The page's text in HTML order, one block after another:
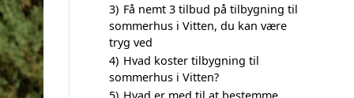
3) Få nemt 3 tilbud på tilbygning til
sommerhus i Vitten, du kan være
tryg ved
4) Hvad koster tilbygning til
sommerhus i Vitten?